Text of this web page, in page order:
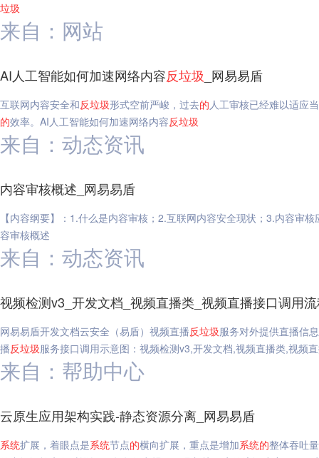
垃圾
来自：网站
AI人工智能如何加速网络内容反垃圾 _网易易盾
互联网内容安全和反垃圾形式空前严峻，过去的人工审核已经难以适应
的效率。AI人工智能如何加速网络内容反垃圾
来自：动态资讯
内容审核概述_网易易盾
【内容纲要】：1.什么是内容审核；2.互联网内容安全现状；3.内容审
容审核概述
来自：动态资讯
视频检测v3_开发文档_视频直播类_视频直播接口调用
网易易盾开发文档云安全（易盾）视频直播反垃圾服务对外提供直播信
播反垃圾服务接口调用示意图：视频检测v3,开发文档,视频直播类,视频
来自：帮助中心
云原生应用架构实践-静态资源分离_网易易盾
系统扩展，着眼点是系统节点的横向扩展，重点是增加系统的整体吞吐